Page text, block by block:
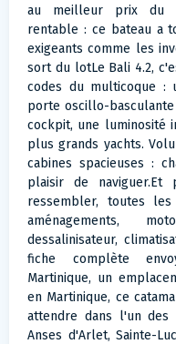
au meilleur prix du
rentable : ce bateau a
exigeants comme les
sort du lotLe Bali 4.2,
codes du multicoque :
porte oscillo-
cockpit, une luminosité
plus grands yachts.
cabines spacieuses :
plaisir de
ressembler, toutes
aménagements,
dessalinisateur,
fiche complète
Martinique, un
en Martinique, ce
attendre dans l'un des
Anses d'Arlet, Sainte-